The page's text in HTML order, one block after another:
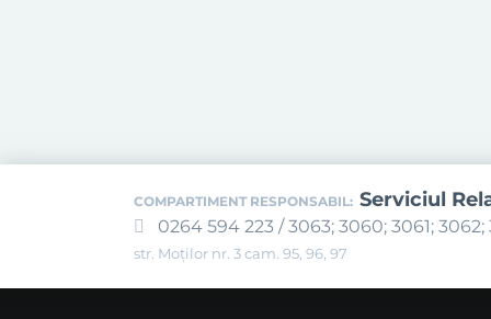
COMPARTIMENT RESPONSABIL: Serviciul
0264 594 223 / 3063; 3060; 3061; 3062;
str. Moților nr. 3 cam. 95, 96, 97